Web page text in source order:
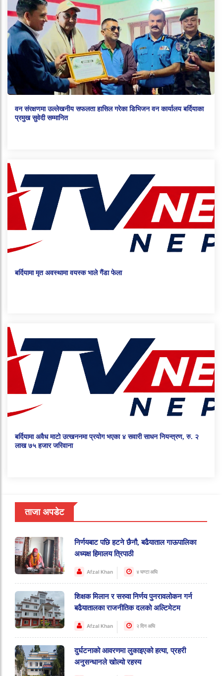
वन संरक्षणमा उल्लेखनीय सफलता हासिल गरेका डिभिजन वन कार्यालय बर्दियाका
प्रमुख सुवेदी सम्मानित
बर्दियामा मृत अवस्थामा वयस्क भाले गैंडा फेला
बर्दियामा अवैध माटो उत्खननमा प्रयोग भएका ४ सवारी साधन नियन्त्रण, रु. २
लाख ७५ हजार जरिवाना
ताजा अपडेट
निर्णयबाट पछि हटने छैनौ, बढैयाताल गाऊपालिका
अध्यक्ष हिमालय त्रिपाठी
Afzal Khan ४ घण्टा अघि
शिक्षक मिलान र सरुवा निर्णय पुनरावलोकन गर्न
बढैयातालका राजनीतिक दलको अल्टिमेटम
Afzal Khan २ दिन अघि
दुर्घटनाको आवरणमा लुकाइएको हत्या, प्रहरी
अनुसन्धानले खोल्यो रहस्य